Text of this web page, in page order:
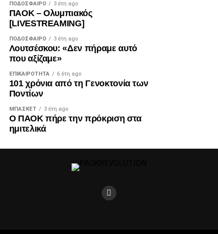
ΠΟΔΌΣΦΑΙΡΟ 3 έτη ago
ΠΑΟΚ – Ολυμπιακός
[LIVESTREAMING]
ΠΟΔΌΣΦΑΙΡΟ 3 έτη ago
Λουτσέσκου: «Δεν πήραμε αυτό
που αξίζαμε»
ΕΠΙΚΑΙΡΌΤΗΤΑ 6 έτη ago
101 χρόνια από τη Γενοκτονία των
Ποντίων
ΜΠΆΣΚΕΤ 3 έτη ago
Ο ΠΑΟΚ πήρε την πρόκριση στα
ημιτελικά